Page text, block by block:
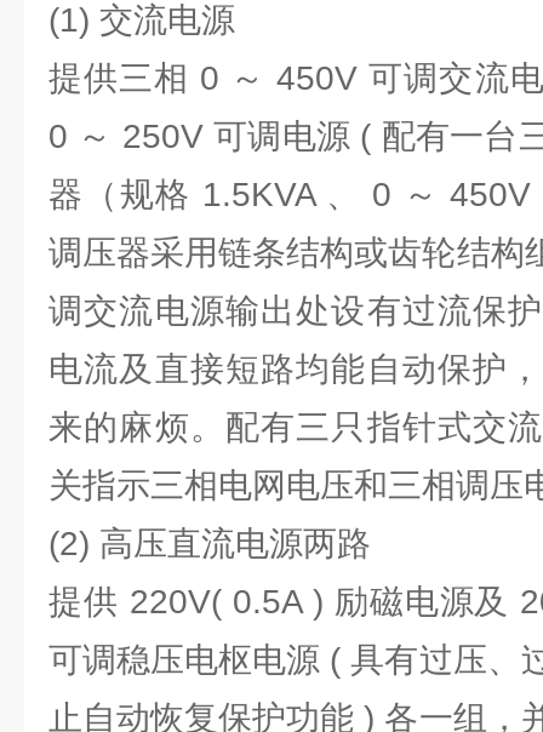
(1) 交流电源
提供三相 0 ～ 450V 可调交流
0 ～ 250V 可调电源 ( 配有一台
器（规格 1.5KVA 、 0 ～
调压器采用链条结构或齿轮结构
调交流电源输出处设有过流保
电流及直接短路均能自动保护
来的麻烦。配有三只指针式交
关指示三相电网电压和三相调压
(2) 高压直流电源两路
提供 220V( 0.5A ) 励磁电源及
可调稳压电枢电源 ( 具有过压、
止自动恢复保护功能 ) 各一组，